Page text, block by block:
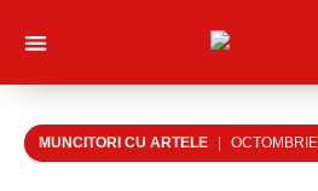
MUNCITORI CU ARTELE